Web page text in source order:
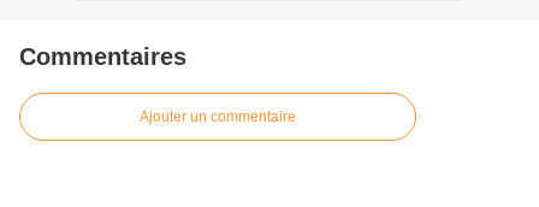
Commentaires
Ajouter un commentaire